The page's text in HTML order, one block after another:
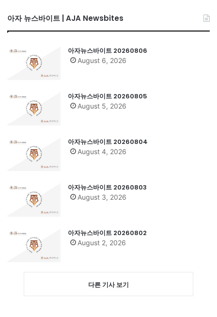
아자 뉴스바이트 | AJA Newsbites
아자뉴스바이트 20260806
August 6, 2026
아자뉴스바이트 20260805
August 5, 2026
아자뉴스바이트 20260804
August 4, 2026
아자뉴스바이트 20260803
August 3, 2026
아자뉴스바이트 20260802
August 2, 2026
다른 기사 보기